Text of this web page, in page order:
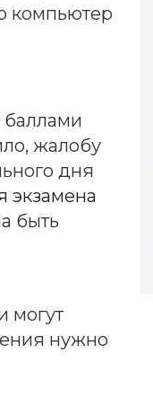
компьютер
жалобу
дня
экзамена
быть
могут
нужно